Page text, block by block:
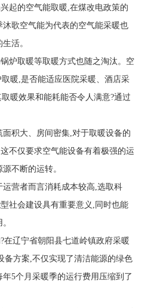
起的空气能取暖,在煤改电政策的
歌空气能为代表的空气能采暖也
活。
取暖等取暖方式也随之淘汰。空
暖,是否能适应医院采暖、酒店采
暖效果和能耗能否令人满意?通过
积大、房间密集,对于取暖设备的
不仅要求空气能设备有着极强的运
不断的运转。
营者而言消耗成本较高,选取科
社会建设具有重要意义,同时也能
辽宁省朝阳县七道岭镇政府采暖
备方案,不仅实现了清洁能源的绿色
5个月采暖季的运行费用压缩到了